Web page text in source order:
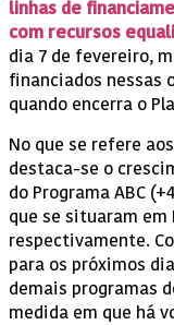
linhas de
com recursos
dia 7 de fevereiro,
financiados nessas
quando encerra o
No que se refere
destaca-se o
do Programa ABC
que se situaram em
respectivamente.
para os próximos
demais programas
medida em que há